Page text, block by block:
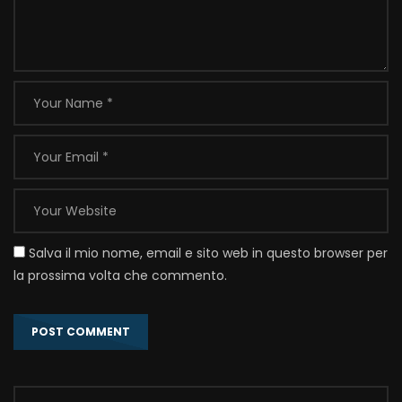
Salva il mio nome, email e sito web in questo browser per
la prossima volta che commento.